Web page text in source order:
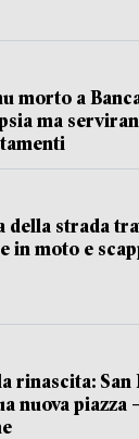
morto a
ma
della strada
in moto e
rinascita: San
nuova piazza